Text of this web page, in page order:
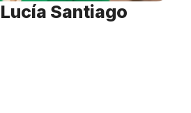
Santiago